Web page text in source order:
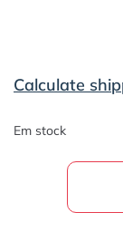
Calculate
Em stock